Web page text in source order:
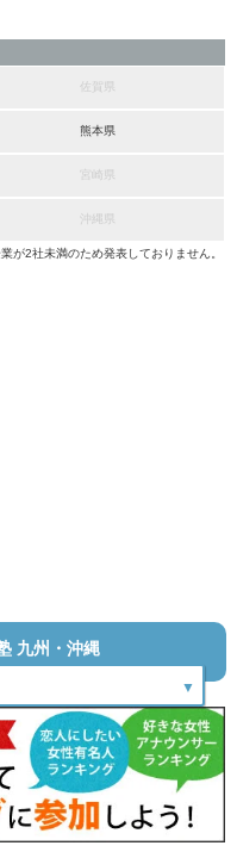
佐賀県
熊本県
宮崎県
沖縄県
が2社未満のため発表しておりません。
九州・沖縄